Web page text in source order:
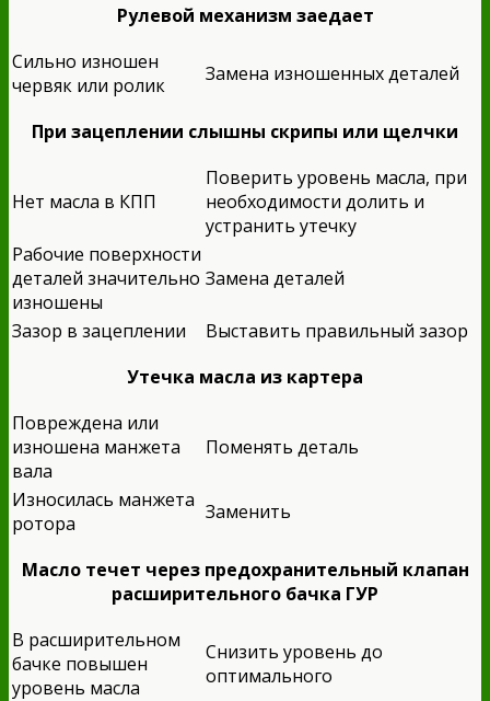
Рулевой механизм заедает
Сильно изношен
червяк или ролик
Замена изношенных деталей
При зацеплении слышны скрипы или щелчки
Нет масла в КПП
Поверить уровень масла, при
необходимости долить и
устранить утечку
Рабочие поверхности
деталей значительно
изношены
Замена деталей
Зазор в зацеплении
Выставить правильный зазор
Утечка масла из картера
Повреждена или
изношена манжета
вала
Поменять деталь
Износилась манжета
ротора
Заменить
Масло течет через предохранительный клапан
расширительного бачка ГУР
В расширительном
бачке повышен
уровень масла
Снизить уровень до
оптимального